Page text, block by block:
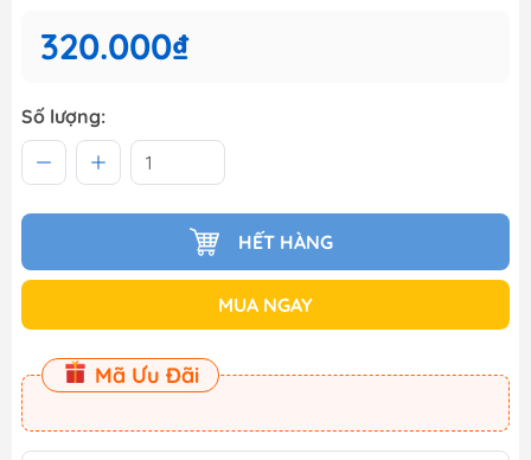
320.000₫
Số lượng:
HẾT HÀNG
MUA NGAY
Mã Ưu Đãi